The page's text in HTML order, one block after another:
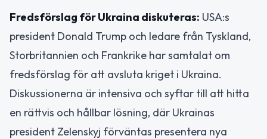
Fredsförslag för Ukraina diskuteras: USA:s
president Donald Trump och ledare från Tyskland,
Storbritannien och Frankrike har samtalat om
fredsförslag för att avsluta kriget i Ukraina.
Diskussionerna är intensiva och syftar till att hitta
en rättvis och hållbar lösning, där Ukrainas
president Zelenskyj förväntas presentera nya